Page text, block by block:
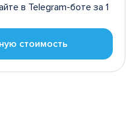
в Telegram-боте за 1
стоимость